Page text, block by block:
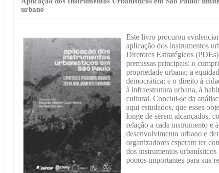
urbano
Este livro procurou
aplicação dos instrumentos
Diretores Estratégicos
premissas principais: o
propriedade urbana; a
democrática; e o direito à
à infraestrutura urbana, à
cultural. Conclui-se da
aqui estudados, que esses
longe de serem alcançados,
relação a cada instrumento e
desenvolvimento urbano e
organizadores esperam ter
dos instrumentos
pontos importantes para sua